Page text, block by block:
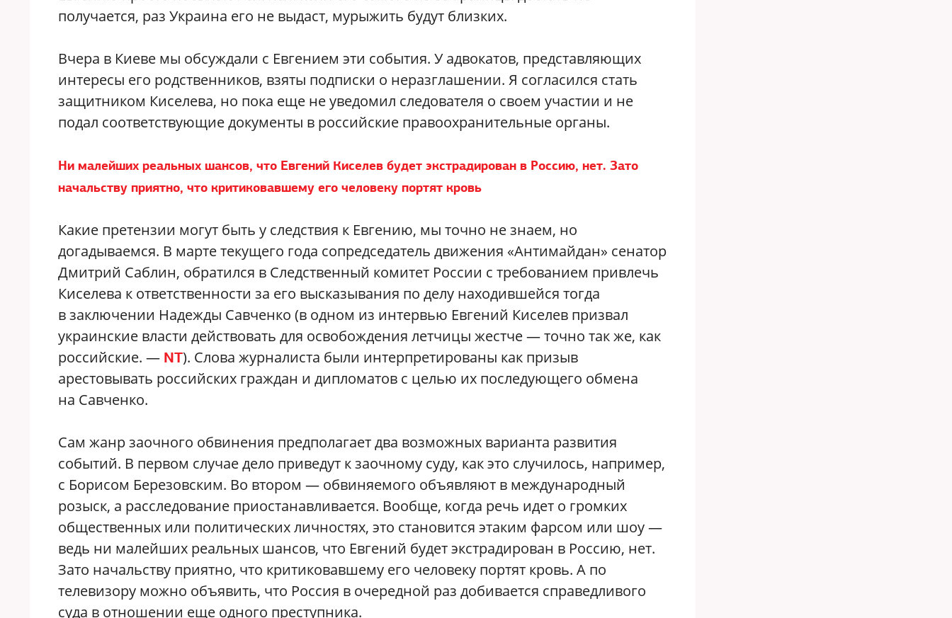
получается, раз Украина его не выдаст, мурыжить будут близких.
Вчера в Киеве мы обсуждали с Евгением эти события. У адвокатов, представляющих
интересы его родственников, взяты подписки о неразглашении. Я согласился стать
защитником Киселева, но пока еще не уведомил следователя о своем участии и не
подал соответствующие документы в российские правоохранительные органы.
Ни малейших реальных шансов, что Евгений Киселев будет экстрадирован в Россию, нет. Зато
начальству приятно, что критиковавшему его человеку портят кровь
Какие претензии могут быть у следствия к Евгению, мы точно не знаем, но
догадываемся. В марте текущего года сопредседатель движения «Антимайдан» сенатор
Дмитрий Саблин, обратился в Следственный комитет России с требованием привлечь
Киселева к ответственности за его высказывания по делу находившейся тогда
в заключении Надежды Савченко (в одном из интервью Евгений Киселев призвал
украинские власти действовать для освобождения летчицы жестче — точно так же, как
российские. — NT). Слова журналиста были интерпретированы как призыв
арестовывать российских граждан и дипломатов с целью их последующего обмена
на Савченко.
Сам жанр заочного обвинения предполагает два возможных варианта развития
событий. В первом случае дело приведут к заочному суду, как это случилось, например,
с Борисом Березовским. Во втором — обвиняемого объявляют в международный
розыск, а расследование приостанавливается. Вообще, когда речь идет о громких
общественных или политических личностях, это становится этаким фарсом или шоу —
ведь ни малейших реальных шансов, что Евгений будет экстрадирован в Россию, нет.
Зато начальству приятно, что критиковавшему его человеку портят кровь. А по
телевизору можно объявить, что Россия в очередной раз добивается справедливого
суда в отношении еще одного преступника.